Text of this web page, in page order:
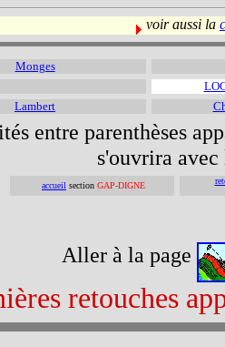
voir aussi la
Monges
Lambert
entre parenthèses
s'ouvrira
accueil section GAP-DIGNE
Aller à la page
retouches